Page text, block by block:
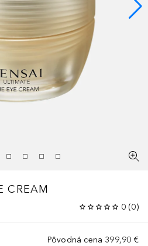
CREAM
0 (0)
Pôvodná cena 399,90 €